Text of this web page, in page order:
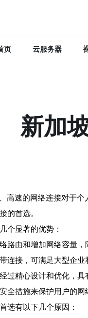
页 云服务器
新加
高速的网络连接对于
的首选。
个显著的优势：
路由和增加网络容量
连接，可满足大型企
过精心设计和优化，
全措施来保护用户的
选有以下几个原因：